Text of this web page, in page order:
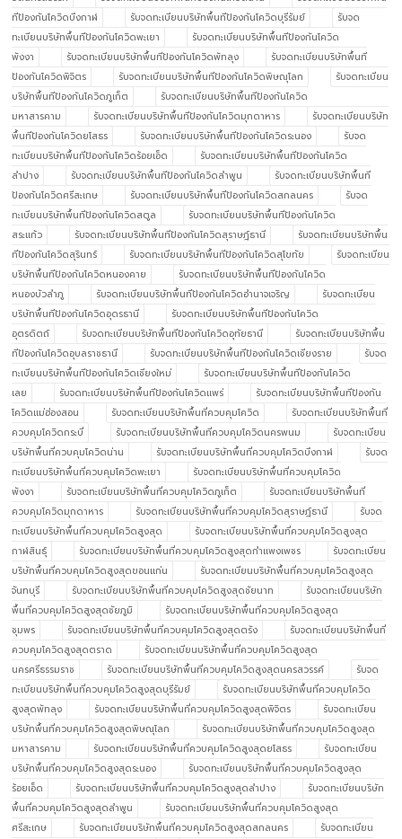
ทีป้องกันโควิดบึงกาฬ
รับจดทะเบียนบริษัทพื้นทีป้องกันโควิดบุรีรัมย์
รับจด
ทะเบียนบริษัทพื้นทีป้องกันโควิดพะเยา
รับจดทะเบียนบริษัทพื้นทีป้องกันโควิด
พังงา
รับจดทะเบียนบริษัทพื้นทีป้องกันโควิดพัทลุง
รับจดทะเบียนบริษัทพื้นที
ป้องกันโควิดพิจิตร
รับจดทะเบียนบริษัทพื้นทีป้องกันโควิดพิษณุโลก
รับจดทะเบียน
บริษัทพื้นทีป้องกันโควิดภูเก็ต
รับจดทะเบียนบริษัทพื้นทีป้องกันโควิด
มหาสารคาม
รับจดทะเบียนบริษัทพื้นทีป้องกันโควิดมุกดาหาร
รับจดทะเบียนบริษัท
พื้นทีป้องกันโควิดยโสธร
รับจดทะเบียนบริษัทพื้นทีป้องกันโควิดระนอง
รับจด
ทะเบียนบริษัทพื้นทีป้องกันโควิดร้อยเอ็ด
รับจดทะเบียนบริษัทพื้นทีป้องกันโควิด
ลำปาง
รับจดทะเบียนบริษัทพื้นทีป้องกันโควิดลำพูน
รับจดทะเบียนบริษัทพื้นที
ป้องกันโควิดศรีสะเกษ
รับจดทะเบียนบริษัทพื้นทีป้องกันโควิดสกลนคร
รับจด
ทะเบียนบริษัทพื้นทีป้องกันโควิดสตูล
รับจดทะเบียนบริษัทพื้นทีป้องกันโควิด
สระแก้ว
รับจดทะเบียนบริษัทพื้นทีป้องกันโควิดสุราษฎ์ธานี
รับจดทะเบียนบริษัทพื้น
ทีป้องกันโควิดสุรินทร์
รับจดทะเบียนบริษัทพื้นทีป้องกันโควิดสุโขทัย
รับจดทะเบียน
บริษัทพื้นทีป้องกันโควิดหนองคาย
รับจดทะเบียนบริษัทพื้นทีป้องกันโควิด
หนองบัวลำภู
รับจดทะเบียนบริษัทพื้นทีป้องกันโควิดอำนาจเจริญ
รับจดทะเบียน
บริษัทพื้นทีป้องกันโควิดอุดรธานี
รับจดทะเบียนบริษัทพื้นทีป้องกันโควิด
อุตรดิตถ์
รับจดทะเบียนบริษัทพื้นทีป้องกันโควิดอุทัยธานี
รับจดทะเบียนบริษัทพื้น
ทีป้องกันโควิดอุบลราชธานี
รับจดทะเบียนบริษัทพื้นทีป้องกันโควิดเชียงราย
รับจด
ทะเบียนบริษัทพื้นทีป้องกันโควิดเชียงใหม่
รับจดทะเบียนบริษัทพื้นทีป้องกันโควิด
เลย
รับจดทะเบียนบริษัทพื้นทีป้องกันโควิดแพร่
รับจดทะเบียนบริษัทพื้นทีป้องกัน
โควิดแม่ฮ่องสอน
รับจดทะเบียนบริษัทพื้นที่ควบคุมโควิด
รับจดทะเบียนบริษัทพื้นที่
ควบคุมโควิดกระบี่
รับจดทะเบียนบริษัทพื้นที่ควบคุมโควิดนครพนม
รับจดทะเบียน
บริษัทพื้นที่ควบคุมโควิดน่าน
รับจดทะเบียนบริษัทพื้นที่ควบคุมโควิดบึงกาฬ
รับจด
ทะเบียนบริษัทพื้นที่ควบคุมโควิดพะเยา
รับจดทะเบียนบริษัทพื้นที่ควบคุมโควิด
พังงา
รับจดทะเบียนบริษัทพื้นที่ควบคุมโควิดภูเก็ต
รับจดทะเบียนบริษัทพื้นที่
ควบคุมโควิดมุกดาหาร
รับจดทะเบียนบริษัทพื้นที่ควบคุมโควิดสุราษฎ์ธานี
รับจด
ทะเบียนบริษัทพื้นที่ควบคุมโควิดสูงสุด
รับจดทะเบียนบริษัทพื้นที่ควบคุมโควิดสูงสุด
กาฬสินธุ์
รับจดทะเบียนบริษัทพื้นที่ควบคุมโควิดสูงสุดกำแพงเพชร
รับจดทะเบียน
บริษัทพื้นที่ควบคุมโควิดสูงสุดขอนแก่น
รับจดทะเบียนบริษัทพื้นที่ควบคุมโควิดสูงสุด
จันทบุรี
รับจดทะเบียนบริษัทพื้นที่ควบคุมโควิดสูงสุดชัยนาท
รับจดทะเบียนบริษัท
พื้นที่ควบคุมโควิดสูงสุดชัยภูมิ
รับจดทะเบียนบริษัทพื้นที่ควบคุมโควิดสูงสุด
ชุมพร
รับจดทะเบียนบริษัทพื้นที่ควบคุมโควิดสูงสุดตรัง
รับจดทะเบียนบริษัทพื้นที่
ควบคุมโควิดสูงสุดตราด
รับจดทะเบียนบริษัทพื้นที่ควบคุมโควิดสูงสุด
นครศรีธรรมราช
รับจดทะเบียนบริษัทพื้นที่ควบคุมโควิดสูงสุดนครสวรรค์
รับจด
ทะเบียนบริษัทพื้นที่ควบคุมโควิดสูงสุดบุรีรัมย์
รับจดทะเบียนบริษัทพื้นที่ควบคุมโควิด
สูงสุดพัทลุง
รับจดทะเบียนบริษัทพื้นที่ควบคุมโควิดสูงสุดพิจิตร
รับจดทะเบียน
บริษัทพื้นที่ควบคุมโควิดสูงสุดพิษณุโลก
รับจดทะเบียนบริษัทพื้นที่ควบคุมโควิดสูงสุด
มหาสารคาม
รับจดทะเบียนบริษัทพื้นที่ควบคุมโควิดสูงสุดยโสธร
รับจดทะเบียน
บริษัทพื้นที่ควบคุมโควิดสูงสุดระนอง
รับจดทะเบียนบริษัทพื้นที่ควบคุมโควิดสูงสุด
ร้อยเอ็ด
รับจดทะเบียนบริษัทพื้นที่ควบคุมโควิดสูงสุดลำปาง
รับจดทะเบียนบริษัท
พื้นที่ควบคุมโควิดสูงสุดลำพูน
รับจดทะเบียนบริษัทพื้นที่ควบคุมโควิดสูงสุด
ศรีสะเกษ
รับจดทะเบียนบริษัทพื้นที่ควบคุมโควิดสูงสุดสกลนคร
รับจดทะเบียน